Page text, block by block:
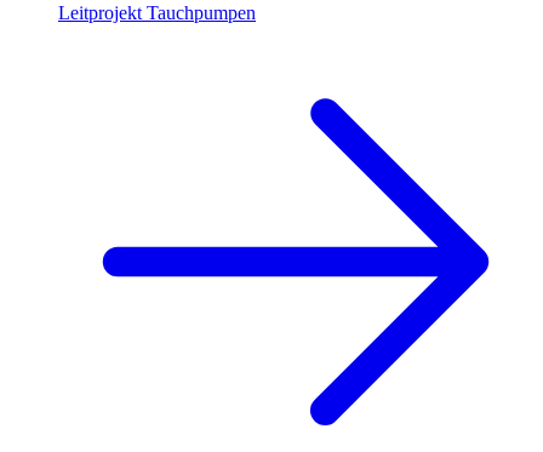
Leitprojekt Tauchpumpen